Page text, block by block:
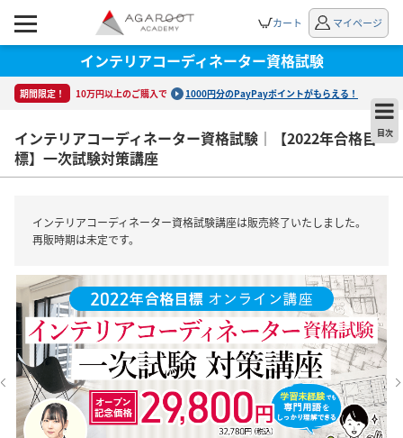
カート マイページ
インテリアコーディネーター資格試験
期間限定！ 10万円以上のご購入で 1000円分のPayPayポイントがもらえる！
インテリアコーディネーター資格試験｜【2022年合格目
標】一次試験対策講座
インテリアコーディネーター資格試験講座は販売終了いたしました。
再販時期は未定です。
目次